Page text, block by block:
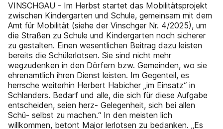
VINSCHGAU - Im Herbst startet das Mobilitätsprojekt
zwischen Kindergarten und Schule, gemeinsam mit dem
Amt für Mobilität (siehe der Vinschger Nr. 4/2025), um
die Straßen zu Schule und Kindergarten noch sicherer
zu gestalten. Einen wesentlichen Beitrag dazu leisten
bereits die Schülerlotsen. Sie sind nicht mehr
wegzudenken in den Dörfern bzw. Gemeinden, wo sie
ehrenamtlich ihren Dienst leisten. Im Gegenteil, es
herrsche weiterhin Herbert Habicher „im Einsatz“ in
Schlanders. Bedarf und alle, die sich für diese Aufgabe
entscheiden, seien herz- Gelegenheit, sich bei allen
Schü- selbst zu machen.“ In den meisten lich
willkommen, betont Major lerlotsen zu bedanken. „Es